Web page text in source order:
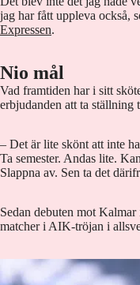
jag har fått uppleva också,
Expressen.
Nio mål
Vad framtiden har i sitt
erbjudanden att ta ställning
– Det är lite skönt att inte
Ta semester. Andas lite.
Slappna av. Sen ta det
Sedan debuten mot
matcher i AIK-tröjan i